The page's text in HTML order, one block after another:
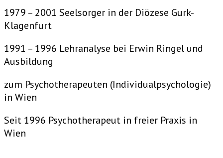
1979 – 2001 Seelsorger in der Diözese Gurk-
Klagenfurt
1991 – 1996 Lehranalyse bei Erwin Ringel und
Ausbildung
zum Psychotherapeuten (Individualpsychologie)
in Wien
Seit 1996 Psychotherapeut in freier Praxis in
Wien